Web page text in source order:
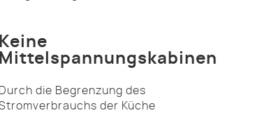
Keine
Mittelspannungskabinen
Durch die Begrenzung des
der Küche